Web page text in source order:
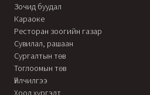
Зочид буудал
Караоке
Ресторан зоогийн газар
Сувилал, рашаан
Сургалтын төв
Тоглоомын төв
Үйлчилгээ
Хоол хүргэлт